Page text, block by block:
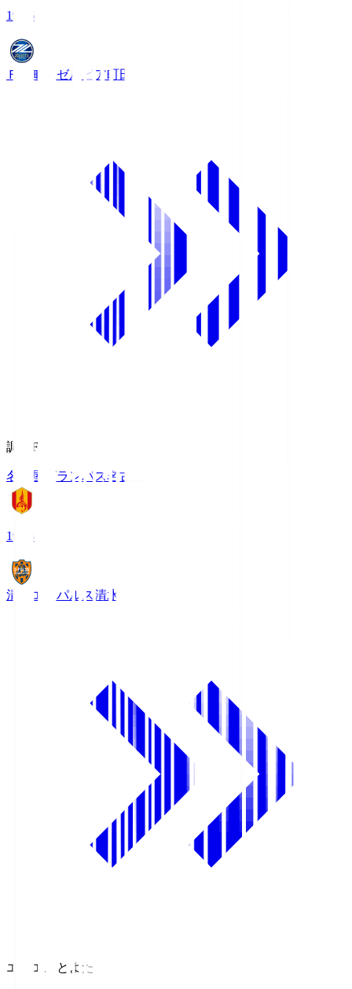
19:06
ＦＣ町田ゼルビア町田
調布FM
名古屋グランパス名古屋
19:03
清水エスパルス 清水
エフエムとよた